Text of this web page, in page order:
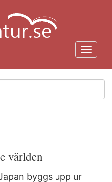
världen
byggs upp ur